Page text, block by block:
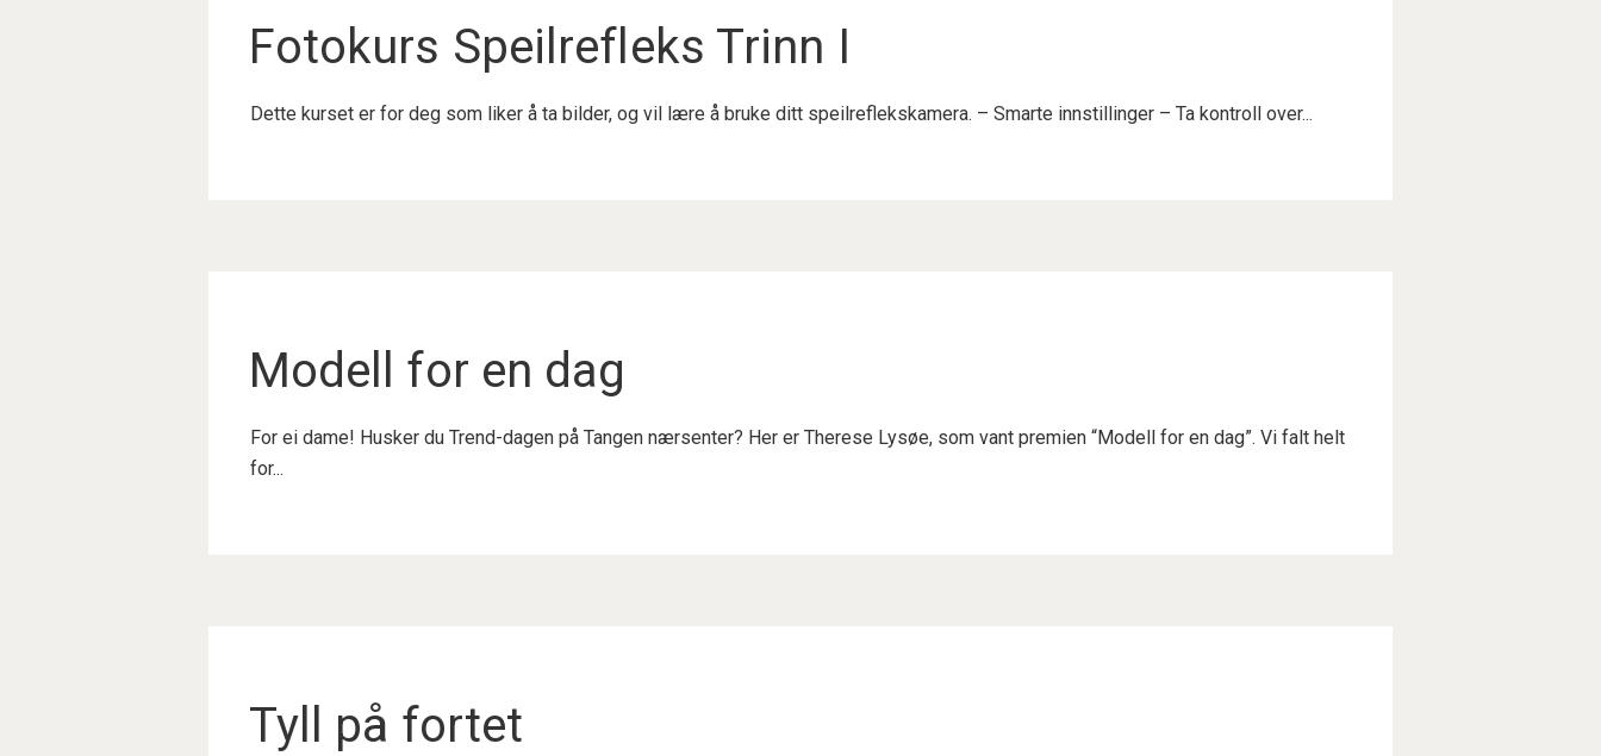
Fotokurs Speilrefleks Trinn I
Dette kurset er for deg som liker å ta bilder, og vil lære å bruke ditt speilreflekskamera. – Smarte innstillinger – Ta kontroll over...
Modell for en dag
For ei dame! Husker du Trend-dagen på Tangen nærsenter? Her er Therese Lysøe, som vant premien “Modell for en dag”. Vi falt helt
for...
Tyll på fortet